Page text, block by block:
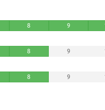
8 9
8 9
8 9